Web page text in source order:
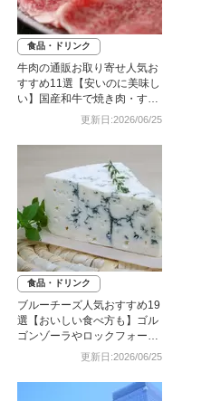
食品・ドリンク
牛肉の通販お取り寄せ人気お
すすめ11選【安いのに美味し
い】国産和牛で焼き肉・すき
更新日:2026/06/25
食品・ドリンク
ブルーチーズ人気おすすめ19
選【おいしい食べ方も】ゴル
ゴンゾーラやロックフォール
更新日:2026/06/25